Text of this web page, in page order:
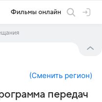
Фильмы онлайн
(Сменить регион)
передач